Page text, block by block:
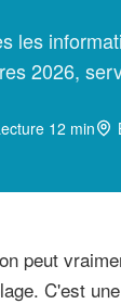
les
2026,
12 min
peut
C'est